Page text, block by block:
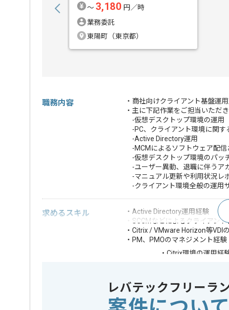
〜 3,180 円／時
業務委託
東陽町（東京都）
職務内容
・商社向けクライアント基盤運
・主に下記作業をご担当いただき
-仮想デスクトップ環境の運用
-PC、クライアント環境に関す
-Active Directory運用
-MCMによるソフトウェア配信
-仮想デスクトップ環境のパッ
-ユーザー異動、退職に伴うア
-マニュアル更新や利用状況レ
-クライアント環境全般の運用
求めるスキル
・Active Directory運用経験
・SCCMなどによるクライアン
・Citrix / VMware Horizon等VDI
・PM、PMOのマネジメント経験
・Citrix環境の運用経
※上記に似た経験やスキルをお持ちで
レバテックフリーラ